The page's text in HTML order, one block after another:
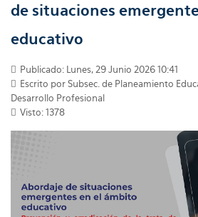
de situaciones
educativo
Publicado: Lunes, 29 Junio 2026 10:41
Escrito por Subsec. de Planeamiento
Desarrollo Profesional
Visto: 1378